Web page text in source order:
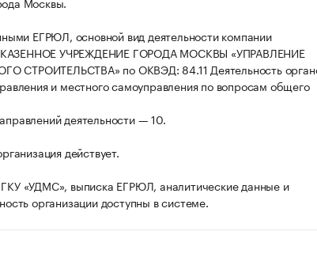
ЕГРЮЛ, основной вид деятельности компании
УЧРЕЖДЕНИЕ ГОРОДА МОСКВЫ «УПРАВЛЕНИЕ
СТРОИТЕЛЬСТВА» по ОКВЭД: 84.11 Деятельность
и местного самоуправления по вопросам общего
деятельности — 10.
действует.
«УДМС», выписка ЕГРЮЛ, аналитические данные и
организации доступны в системе.